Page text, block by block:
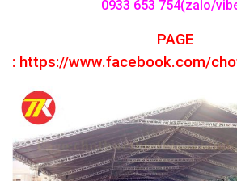
0933 653 754(zalo/
PAGE
: https://www.facebook.com/